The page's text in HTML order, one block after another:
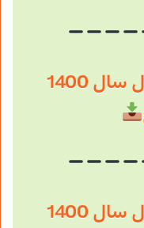
دانلود نمونه سوال سال 1400
دانلود نمونه سوال سال 1400